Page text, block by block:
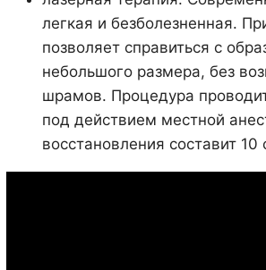
легкая и безболезненная.
позволяет справиться с
небольшого размера, без
шрамов. Процедура
под действием местной
восстановления составит 10